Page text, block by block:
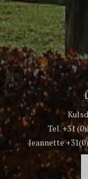
Tel. +31
Jeannette